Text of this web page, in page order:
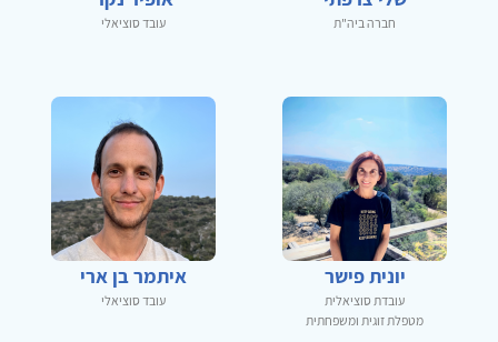
חברה ביה"ת עובד סוציאלי
יונית פישר
עובדת סוציאלית
מטפלת זוגית ומשפחתית
איתמר בן ארי
עובד סוציאלי